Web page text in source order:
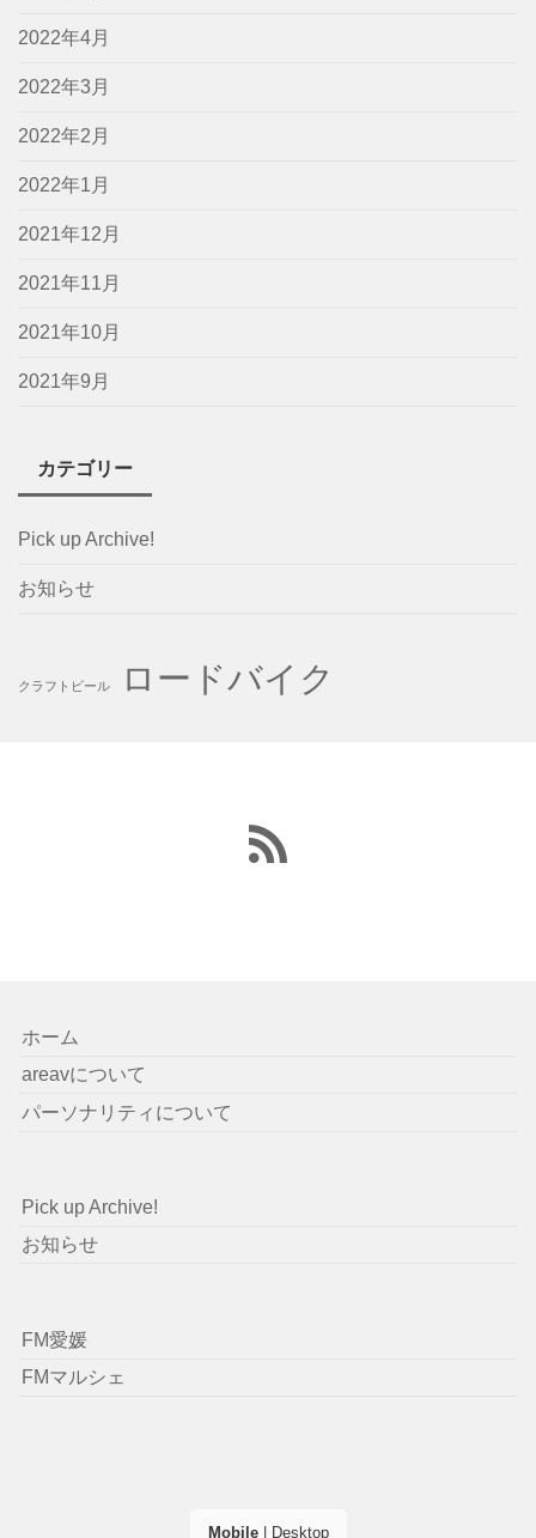
2022年4月
2022年3月
2022年2月
2022年1月
2021年12月
2021年11月
2021年10月
2021年9月
カテゴリー
Pick up Archive!
お知らせ
クラフトビール ロードバイク
ホーム
areavについて
パーソナリティについて
Pick up Archive!
お知らせ
FM愛媛
FMマルシェ
Mobile| Desktop